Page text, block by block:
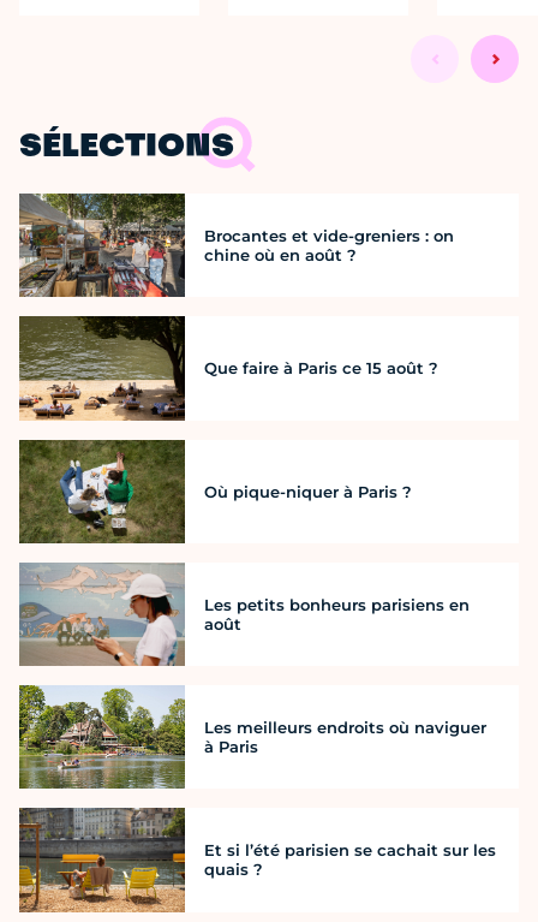
SÉLECTIONS
Brocantes et vide-greniers : on
chine où en août ?
Que faire à Paris ce 15 août ?
Où pique-niquer à Paris ?
Les petits bonheurs parisiens en
août
Les meilleurs endroits où naviguer
à Paris
Et si l’été parisien se cachait sur les
quais ?